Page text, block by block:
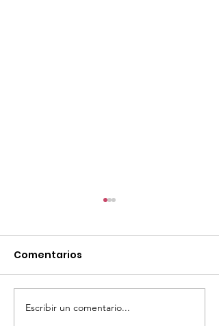
TourTravelynByFraveo
Comentarios
Escribir un comentario...